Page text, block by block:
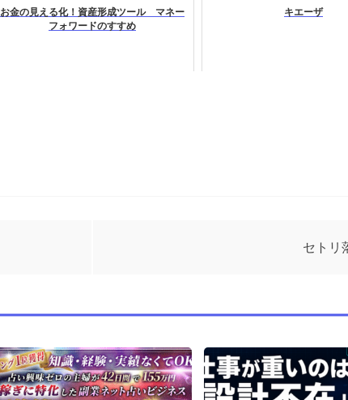
お金の見える化！資産形成ツール マネー
フォワードのすすめ
キエーザ
セトリ